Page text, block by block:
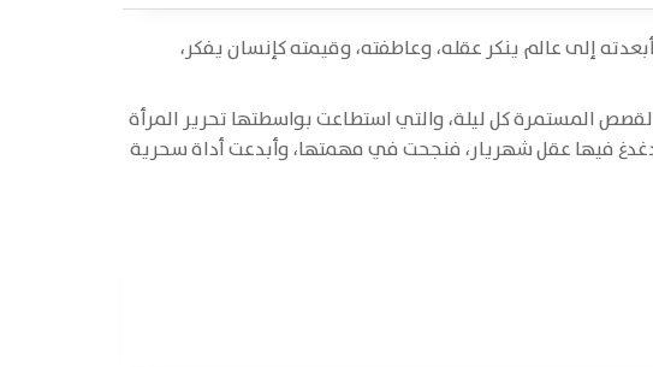
إلى عالم ينكر عقله، وعاطفته، وقيمته كإنسان يفكر،
المستمرة كل ليلة، والتي استطاعت بواسطتها تحرير المرأة
فيها عقل شهريار، فنجحت في مهمتها، وأبدعت أداة سحرية